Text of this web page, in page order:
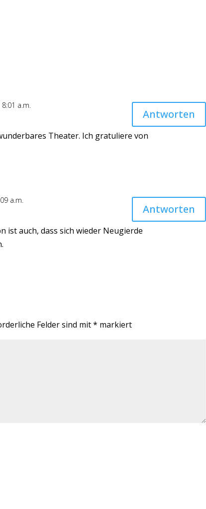
a.m.
Theater. Ich gratuliere von
Antworten
a.m.
ist auch, dass sich wieder Neugierde
Antworten
Felder sind mit* markiert